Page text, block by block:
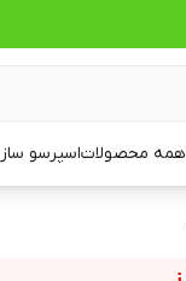
همه محصولاتاسپرسو ساز